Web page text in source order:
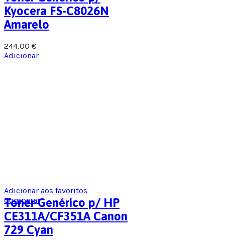
Kyocera FS-C8026N
Amarelo
244,00 €
Adicionar
Adicionar aos favoritos
Comparar
Toner Genérico p/ HP
CE311A/CF351A Canon
729 Cyan